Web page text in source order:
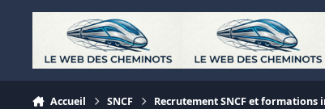
Aller au contenu
Accueil SNCF Recrutement SNCF et formations